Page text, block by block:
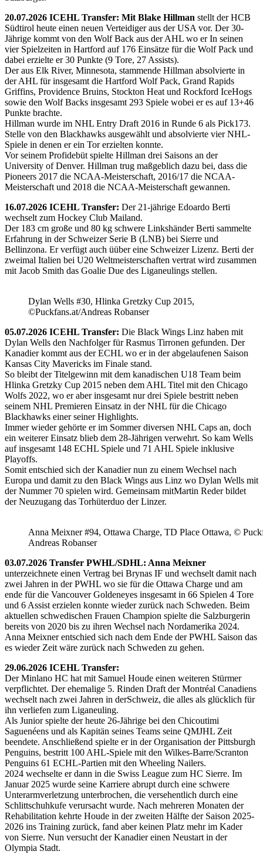
20.07.2026 ICEHL Transfer: Mit Blake Hillman stellt der HCB
Südtirol heute einen neuen Verteidiger aus der USA vor. Der 30-
Jährige kommt von den Wolf Back aus der AHL wo er In seinen
vier Spielzeiten in Hartford auf 176 Einsätze für die Wolf Pack und
dabei erzielte er 30 Punkte (9 Tore, 27 Assists).
Der aus Elk River, Minnesota, stammende Hillman absolvierte in
der AHL für insgesamt die Hartford Wolf Pack, Grand Rapids
Griffins, Providence Bruins, Stockton Heat und Rockford IceHogs
sowie den Wolf Backs insgesamt 293 Spiele wobei er es auf 13+46
Punkte brachte.
Hillman wurde im NHL Entry Draft 2016 in Runde 6 als Pick173.
Stelle von den Blackhawks ausgewählt und absolvierte vier NHL-
Spiele in denen er ein Tor erzielten konnte.
Vor seinem Profidebüt spielte Hillman drei Saisons an der
University of Denver. Hillman trug maßgeblich dazu bei, dass die
Pioneers 2017 die NCAA-Meisterschaft, 2016/17 die NCAA-
Meisterschaft und 2018 die NCAA-Meisterschaft gewannen.
16.07.2026 ICEHL Transfer: Der 21-jährige Edoardo Berti
wechselt zum Hockey Club Mailand.
Der 183 cm große und 80 kg schwere Linkshänder Berti sammelte
Erfahrung in der Schweizer Serie B (LNB) bei Sierre und
Bellinzona. Er verfügt auch üüber eine Schweizer Lizenz. Berti der
zweimal Italien bei U20 Weltmeisterschaften vertrat wird zusammen
mit Jacob Smith das Goalie Due des Liganeulings stellen.
Dylan Wells #30, Hlinka Gretzky Cup 2015,
©Puckfans.at/Andreas Robanser
05.07.2026 ICEHL Transfer: Die Black Wings Linz haben mit
Dylan Wells den Nachfolger für Rasmus Tirronen gefunden. Der
Kanadier kommt aus der ECHL wo er in der abgelaufenen Saison
Kansas City Mavericks im Finale stand.
So bleibt der Titelgewinn mit dem kanadischen U18 Team beim
Hlinka Gretzky Cup 2015 neben dem AHL Titel mit den Chicago
Wolfs 2022, wo er aber insgesamt nur drei Spiele bestritt neben
seinem NHL Premieren Einsatz in der NHL für die Chicago
Blackhawks einer seiner Highlights.
Immer wieder gehörte er im Sommer diversen NHL Caps an, doch
ein weiterer Einsatz blieb dem 28-Jährigen verwehrt. So kam Wells
auf insgesamt 148 ECHL Spiele und 71 AHL Spiele inklusive
Playoffs.
Somit entschied sich der Kanadier nun zu einem Wechsel nach
Europa und damit zu den Black Wings aus Linz wo Dylan Wells mit
der Nummer 70 spielen wird. Gemeinsam mitMartin Reder bildet
der Neuzugang das Torhüterduo der Linzer.
Anna Meixner #94, Ottawa Charge, TD Place Ottawa, ©
Andreas Robanser
03.07.2026 Transfer PWHL/SDHL: Anna Meixner
unterzeichnete einen Vertrag bei Brynas IF und wechselt damit nach
zwei Jahren in der PWHL wo sie für die Ottawa Charge und am
ende für die Vancouver Goldeneyes insgesamt in 66 Spielen 4 Tore
und 6 Assist erzielen konnte wieder zurück nach Schweden. Beim
aktuellen schwedischen Frauen Champion spielte die Salzburgerin
bereits von 2020 bis zu ihren Wechsel nach Nordamerika 2024.
Anna Meixner entschied sich nach dem Ende der PWHL Saison das
es wieder Zeit wäre zurück nach Schweden zu gehen.
29.06.2026 ICEHL Transfer:
Der Minlano HC hat mit Samuel Houde einen weiteren Stürmer
verpflichtet. Der ehemalige 5. Rinden Draft der Montréal Canadiens
wechselt nach zwei Jahren in derSchweiz, die alles als glücklich für
ihn verliefen zum Liganeuling.
Als Junior spielte der heute 26-Jährige bei den Chicoutimi
Saguenéens und als Kapitän seines Teams seine QMJHL Zeit
beendete. Anschließend spielte er in der Organisation der Pittsburgh
Penguins, bestritt 100 AHL-Spiele mit den Wilkes-Barre/Scranton
Penguins 61 ECHL-Partien mit den Wheeling Nailers.
2024 wechselte er dann in die Swiss League zum HC Sierre. Im
Januar 2025 wurde seine Karriere abrupt durch eine schwere
Unterarmverletzung unterbrochen, die versehentlich durch eine
Schlittschuhkufe verursacht wurde. Nach mehreren Monaten der
Rehabilitation kehrte Houde in der zweiten Hälfte der Saison 2025-
2026 ins Training zurück, fand aber keinen Platz mehr im Kader
von Sierre. Nun versucht der Kanadier einen Neustart in der
Olympia Stadt.